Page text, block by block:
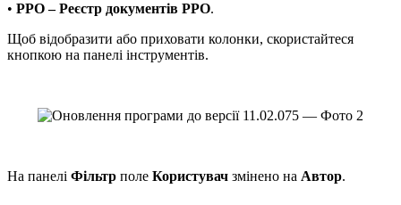
• РРО – Реєстр документів РРО.
Щоб відобразити або приховати колонки, скористайтеся
кнопкою на панелі інструментів.
На панелі Фільтр поле Користувач змінено на Автор.